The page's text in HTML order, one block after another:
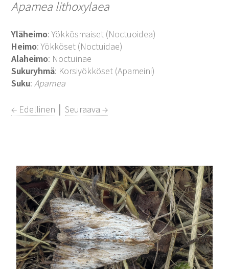
Apamea lithoxylaea
Yläheimo: Yökkösmaiset (Noctuoidea)
Heimo: Yökköset (Noctuidae)
Alaheimo: Noctuinae
Sukuryhmä: Korsiyökköset (Apameini)
Suku:Apamea
← Edellinen │Seuraava →